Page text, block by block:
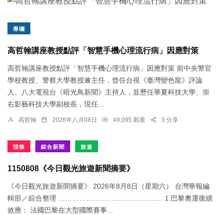
專欄
高哲翰講座教授點評「智慧手機心理流行病」因應對策
高哲翰講座教授點評「智慧手機心理流行病」因應對策 前中央警官
學校教授、警察大學教授兼主任，曾任台視《臺灣變色龍》評論
人、八大電視台《暗光鳥新聞》主持人，並歷任華夏科技大學、崇
右影藝科技大學副校長，現任...
高哲翰 2026年八月08日 49,095 觀看 3 分享
頭條 綜合新聞 旅遊
1150808《今日觀光旅遊新聞摘要》
《今日觀光旅遊新聞摘要》 2026年8月8日（星期六） 台灣華報編
輯部／綜合整理 ……………………………………… 1.​巴黎奧運後續
效應： 法國巴黎在大型國際賽事...